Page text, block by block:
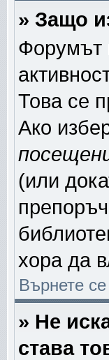
» Защо
Форумът
Това се
Ако
(или
хора да
Върнете
» Не
става